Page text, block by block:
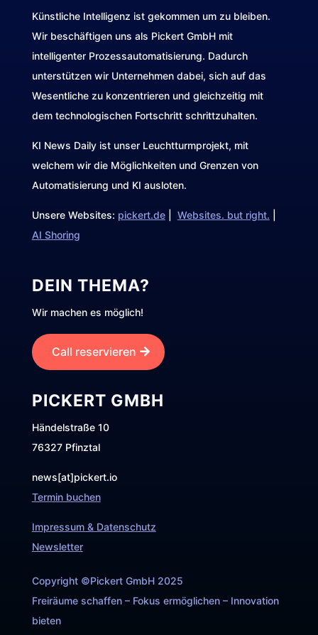
Künstliche Intelligenz ist gekommen um zu bleiben.
Wir beschäftigen uns als Pickert GmbH mit
intelligenter Prozessautomatisierung. Dadurch
unterstützen wir Unternehmen dabei, sich auf das
Wesentliche zu konzentrieren und gleichzeitig mit
dem technologischen Fortschritt schrittzuhalten.
KI News Daily ist unser Leuchtturmprojekt, mit
welchem wir die Möglichkeiten und Grenzen von
Automatisierung und KI ausloten.
Unsere Websites: pickert.de| Websites. but right.
AI Shoring
DEIN THEMA?
Wir machen es möglich!
Call reservieren
PICKERT GMBH
Händelstraße 10
76327 Pfinztal
news[at]pickert.io
Termin buchen
Impressum & Datenschutz
Newsletter
Copyright ©Pickert GmbH 2025
Freiräume schaffen – Fokus ermöglichen – Innovation
bieten